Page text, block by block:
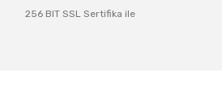
256 BIT SSL Sertifika ile